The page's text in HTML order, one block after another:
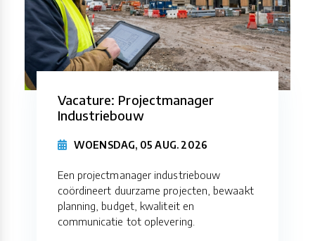
Vacature: Projectmanager
Industriebouw
WOENSDAG, 05 AUG. 2026
Een projectmanager industriebouw
coördineert duurzame projecten, bewaakt
planning, budget, kwaliteit en
communicatie tot oplevering.